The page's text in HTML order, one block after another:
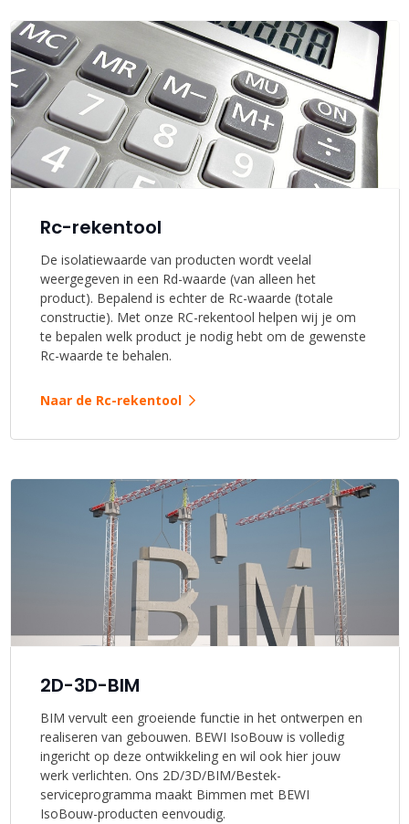
Rc-rekentool
De isolatiewaarde van producten wordt veelal
weergegeven in een Rd-waarde (van alleen het
product). Bepalend is echter de Rc-waarde (totale
constructie). Met onze RC-rekentool helpen wij je om
te bepalen welk product je nodig hebt om de gewenste
Rc-waarde te behalen.
Naar de Rc-rekentool
2D-3D-BIM
BIM vervult een groeiende functie in het ontwerpen en
realiseren van gebouwen. BEWI IsoBouw is volledig
ingericht op deze ontwikkeling en wil ook hier jouw
werk verlichten. Ons 2D/3D/BIM/Bestek-
serviceprogramma maakt Bimmen met BEWI
IsoBouw-producten eenvoudig.